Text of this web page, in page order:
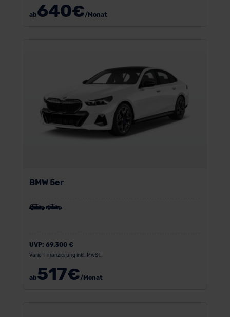
ab640€/Monat
BMW 5er
UVP: 69.300 €
Vario-Finanzierung inkl. MwSt.
ab517€/Monat